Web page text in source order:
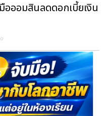
ออมสินลดดอกเบี้ยเงิน